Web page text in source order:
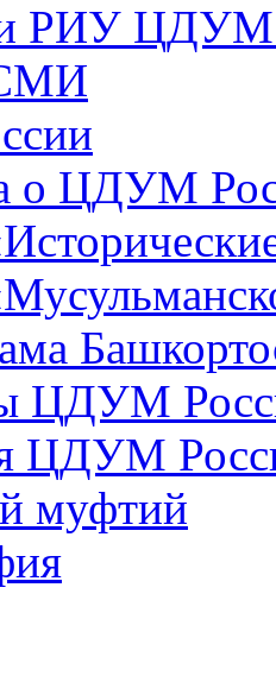
РИУ ЦДУМ
о ЦДУМ
ЦДУМ
ЦДУМ
муфтий